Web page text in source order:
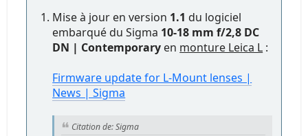
Mise à jour en version 1.1 du logiciel
embarqué du Sigma 10-18 mm f/2,8 DC
DN | Contemporary en monture Leica L :
Firmware update for L-Mount lenses |
News | Sigma
Citation de: Sigma